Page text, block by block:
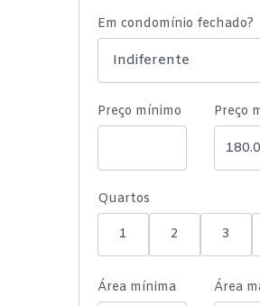
Em condomínio fechado?
Preço mínimo Preço
Quartos
1 2 3
Área mínima Área